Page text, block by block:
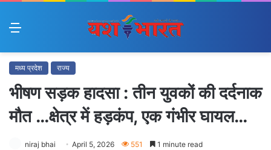
Menu
मध्य प्रदेश राज्य
भीषण सड़क हादसा : तीन युवकों की दर्दनाक
मौत …क्षेत्र में हड़कंप, एक गंभीर घायल…
niraj bhai April 5, 2026 551 1 minute read